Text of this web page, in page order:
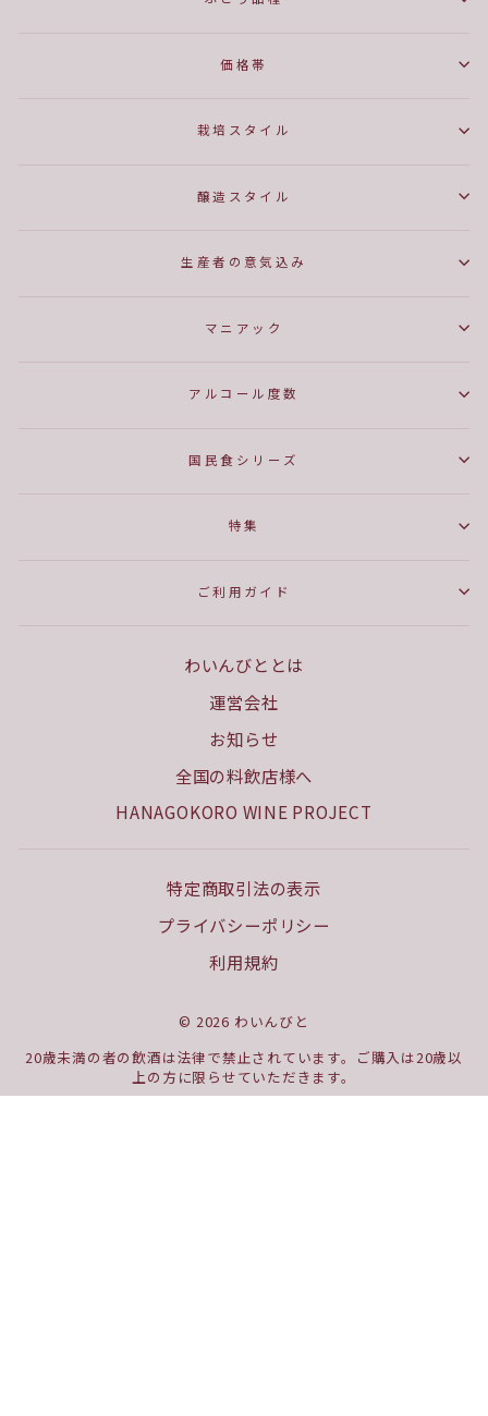
価格帯
栽培スタイル
醸造スタイル
生産者の意気込み
マニアック
アルコール度数
国民食シリーズ
特集
ご利用ガイド
わいんびととは
運営会社
お知らせ
全国の料飲店様へ
HANAGOKORO WINE PROJECT
特定商取引法の表示
プライバシーポリシー
利用規約
© 2026 わいんびと
20歳未満の者の飲酒は法律で禁止されています。ご購入は20歳以
上の方に限らせていただきます。